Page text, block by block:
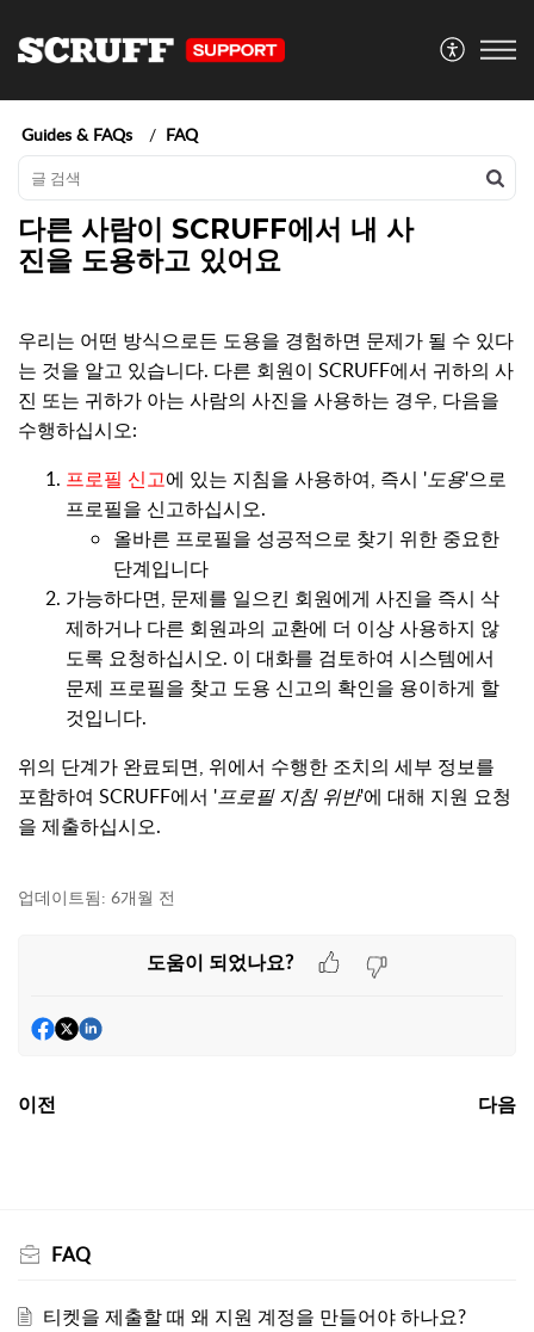
Guides & FAQs FAQ
다른 사람이 SCRUFF에서 내 사
진을 도용하고 있어요
우리는 어떤 방식으로든 도용을 경험하면 문제가 될 수 있다
는 것을 알고 있습니다. 다른 회원이 SCRUFF에서 귀하의 사
진 또는 귀하가 아는 사람의 사진을 사용하는 경우, 다음을
수행하십시오:
프로필 신고에 있는 지침을 사용하여, 즉시 '도용'으로
프로필을 신고하십시오.
올바른 프로필을 성공적으로 찾기 위한 중요한
단계입니다
가능하다면, 문제를 일으킨 회원에게 사진을 즉시 삭
제하거나 다른 회원과의 교환에 더 이상 사용하지 않
도록 요청하십시오. 이 대화를 검토하여 시스템에서
문제 프로필을 찾고 도용 신고의 확인을 용이하게 할
것입니다.
위의 단계가 완료되면, 위에서 수행한 조치의 세부 정보를
포함하여 SCRUFF에서 '프로필 지침 위반'에 대해 지원 요청
을 제출하십시오.
업데이트됨: 6개월 전
도움이 되었나요?
이전 다음
FAQ
티켓을 제출할 때 왜 지원 계정을 만들어야 하나요?